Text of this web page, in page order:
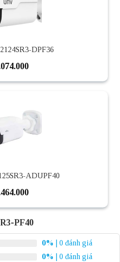
DPF36
ADUPF40
PF40
0%
| 0 đánh giá
0%
| 0 đánh giá